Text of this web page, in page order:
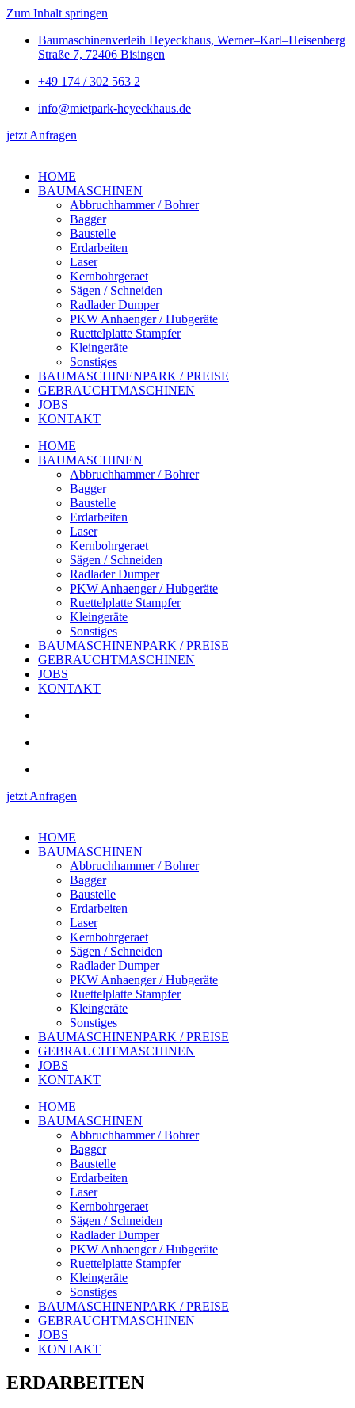
Zum Inhalt springen
Baumaschinenverleih Heyeckhaus, Werner–Karl–Heisenberg
Straße 7, 72406 Bisingen
+49 174 / 302 563 2
info@mietpark-heyeckhaus.de
jetzt Anfragen
HOME
BAUMASCHINEN
Abbruchhammer / Bohrer
Bagger
Baustelle
Erdarbeiten
Laser
Kernbohrgeraet
Sägen / Schneiden
Radlader Dumper
PKW Anhaenger / Hubgeräte
Ruettelplatte Stampfer
Kleingeräte
Sonstiges
BAUMASCHINENPARK / PREISE
GEBRAUCHTMASCHINEN
JOBS
KONTAKT
HOME
BAUMASCHINEN
Abbruchhammer / Bohrer
Bagger
Baustelle
Erdarbeiten
Laser
Kernbohrgeraet
Sägen / Schneiden
Radlader Dumper
PKW Anhaenger / Hubgeräte
Ruettelplatte Stampfer
Kleingeräte
Sonstiges
BAUMASCHINENPARK / PREISE
GEBRAUCHTMASCHINEN
JOBS
KONTAKT
jetzt Anfragen
HOME
BAUMASCHINEN
Abbruchhammer / Bohrer
Bagger
Baustelle
Erdarbeiten
Laser
Kernbohrgeraet
Sägen / Schneiden
Radlader Dumper
PKW Anhaenger / Hubgeräte
Ruettelplatte Stampfer
Kleingeräte
Sonstiges
BAUMASCHINENPARK / PREISE
GEBRAUCHTMASCHINEN
JOBS
KONTAKT
HOME
BAUMASCHINEN
Abbruchhammer / Bohrer
Bagger
Baustelle
Erdarbeiten
Laser
Kernbohrgeraet
Sägen / Schneiden
Radlader Dumper
PKW Anhaenger / Hubgeräte
Ruettelplatte Stampfer
Kleingeräte
Sonstiges
BAUMASCHINENPARK / PREISE
GEBRAUCHTMASCHINEN
JOBS
KONTAKT
ERDARBEITEN